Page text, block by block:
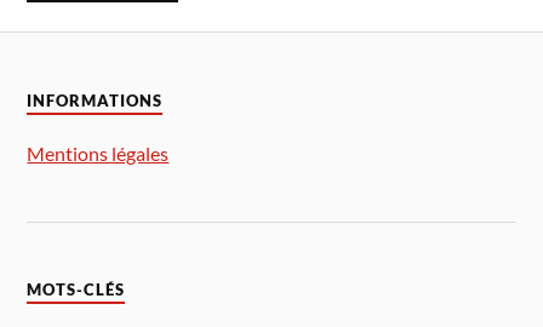
INFORMATIONS
Mentions légales
MOTS-CLÉS